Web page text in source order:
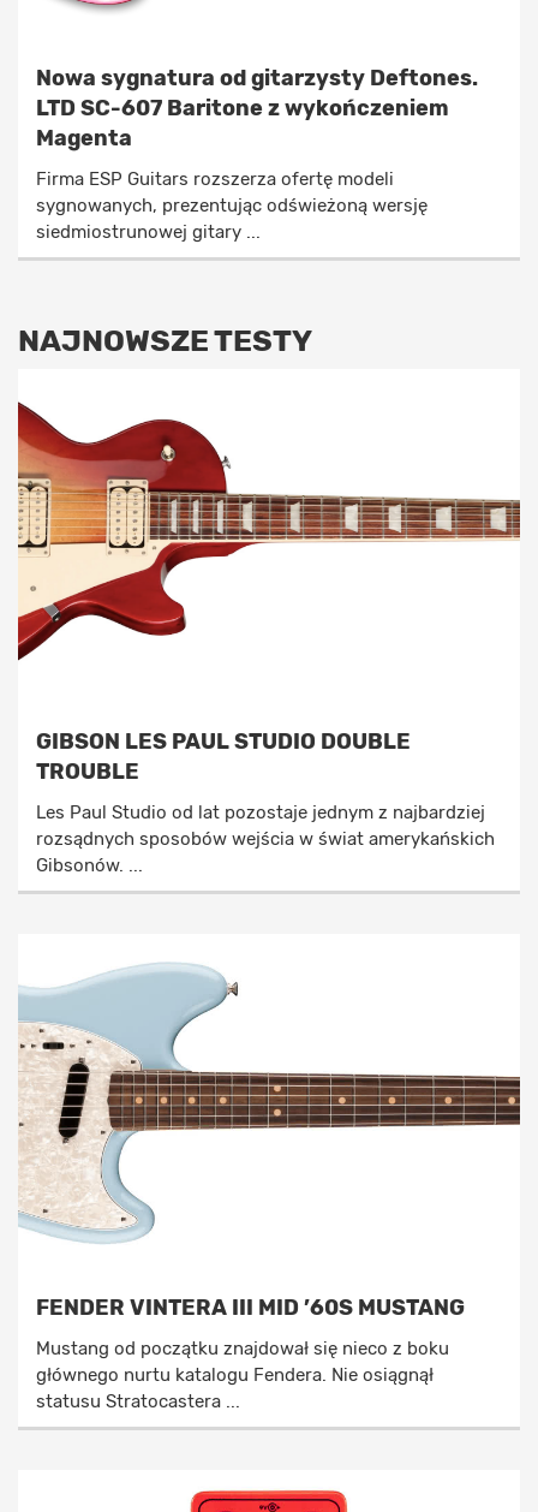
Nowa sygnatura od gitarzysty Deftones.
LTD SC-607 Baritone z wykończeniem
Magenta
Firma ESP Guitars rozszerza ofertę modeli
sygnowanych, prezentując odświeżoną wersję
siedmiostrunowej gitary ...
NAJNOWSZE TESTY
GIBSON LES PAUL STUDIO DOUBLE
TROUBLE
Les Paul Studio od lat pozostaje jednym z najbardziej
rozsądnych sposobów wejścia w świat amerykańskich
Gibsonów. ...
FENDER VINTERA III MID ’60S MUSTANG
Mustang od początku znajdował się nieco z boku
głównego nurtu katalogu Fendera. Nie osiągnął
statusu Stratocastera ...